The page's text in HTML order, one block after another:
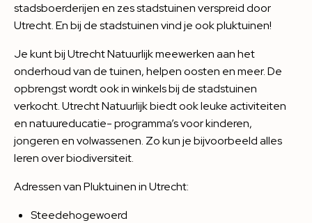
stadsboerderijen en zes stadstuinen verspreid door
Utrecht. En bij de stadstuinen vind je ook pluktuinen!
Je kunt bij Utrecht Natuurlijk meewerken aan het
onderhoud van de tuinen, helpen oosten en meer. De
opbrengst wordt ook in winkels bij de stadstuinen
verkocht. Utrecht Natuurlijk biedt ook leuke activiteiten
en natuureducatie- programma’s voor kinderen,
jongeren en volwassenen. Zo kun je bijvoorbeeld alles
leren over biodiversiteit.
Adressen van Pluktuinen in Utrecht:
Steedehogewoerd